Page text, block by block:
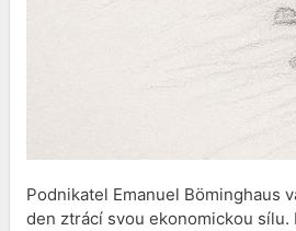
Podnikatel Emanuel Böminghaus
den ztrácí svou ekonomickou sílu.